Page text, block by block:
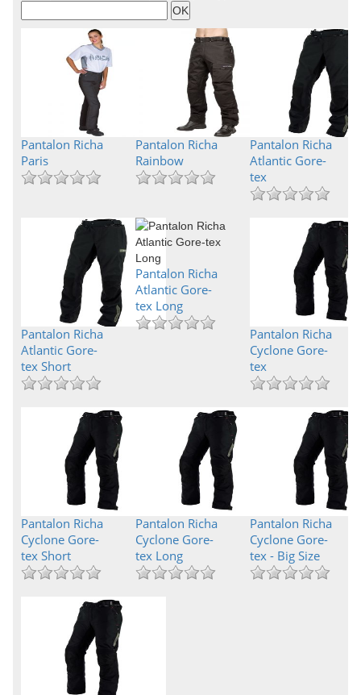
Pantalon Richa
Paris
Pantalon Richa
Rainbow
Pantalon Richa
Atlantic Gore-
tex
Pantalon Richa
Atlantic Gore-
tex Short
Pantalon Richa
Atlantic Gore-
tex Long
Pantalon Richa
Cyclone Gore-
tex
Pantalon Richa
Cyclone Gore-
tex Short
Pantalon Richa
Cyclone Gore-
tex Long
Pantalon Richa
Cyclone Gore-
tex - Big Size